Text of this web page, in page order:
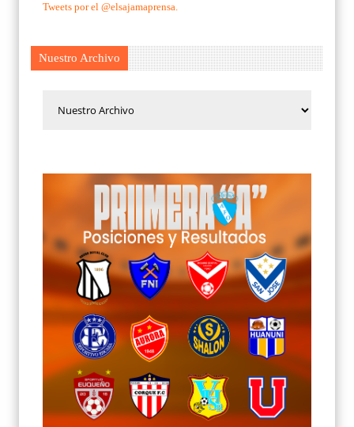
Tweets por el @elsajamaprensa.
Nuestro Archivo